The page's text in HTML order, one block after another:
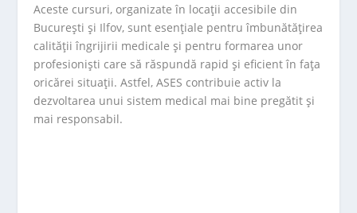
Aceste cursuri, organizate în locații accesibile din
București și Ilfov, sunt esențiale pentru îmbunătățirea
calității îngrijirii medicale și pentru formarea unor
profesioniști care să răspundă rapid și eficient în fața
oricărei situații. Astfel, ASES contribuie activ la
dezvoltarea unui sistem medical mai bine pregătit și
mai responsabil.